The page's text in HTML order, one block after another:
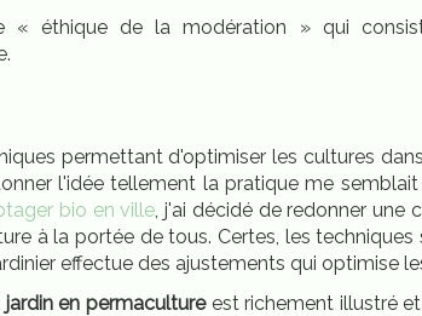
« éthique de la modération » qui
permettant d'optimiser les cultures
l'idée tellement la pratique me
bio en ville, j'ai décidé de redonner une
à la portée de tous. Certes, les
effectue des ajustements qui optimise
en permacultureest richement illustré